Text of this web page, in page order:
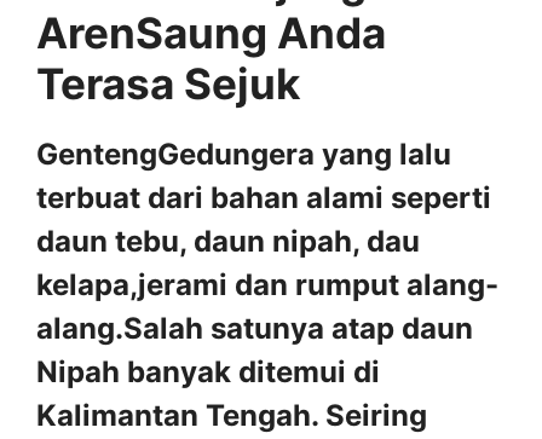
ArenSaung Anda
Terasa Sejuk
GentengGedungera yang lalu
terbuat dari bahan alami seperti
daun tebu, daun nipah, dau
kelapa,jerami dan rumput alang-
alang.Salah satunya atap daun
Nipah banyak ditemui di
Kalimantan Tengah. Seiring